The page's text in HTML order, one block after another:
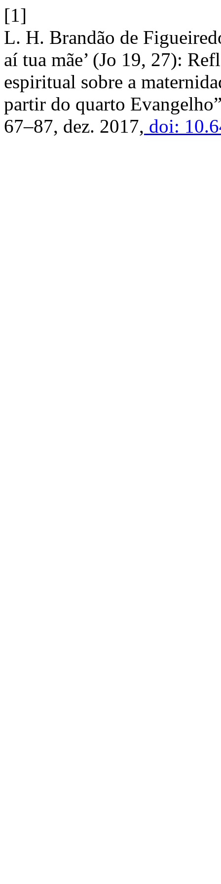
[1]
L. H. Brandão de
aí tua mãe’ (Jo 19, 27):
espiritual sobre a
partir do quarto
67–87, dez. 2017, doi: